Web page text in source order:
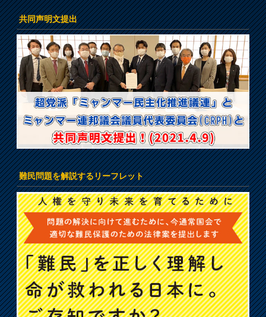
共同声明文提出
難民問題を解説するリーフレット